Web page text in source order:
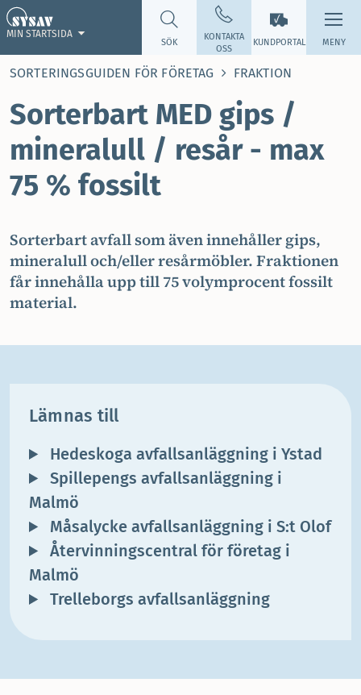
KUNDPORTAL
SÖK
KONTAKTA
OSS
MENY
MIN STARTSIDA
SORTERINGSGUIDEN FÖR FÖRETAG FRAKTION
Sorterbart MED gips /
mineralull / resår - max
75 % fossilt
Sorterbart avfall som även innehåller gips,
mineralull och/eller resårmöbler. Fraktionen
får innehålla upp till 75 volymprocent fossilt
material.
Lämnas till
Hedeskoga avfallsanläggning i Ystad
Spillepengs avfallsanläggning i
Malmö
Måsalycke avfallsanläggning i S:t Olof
Återvinningscentral för företag i
Malmö
Trelleborgs avfallsanläggning